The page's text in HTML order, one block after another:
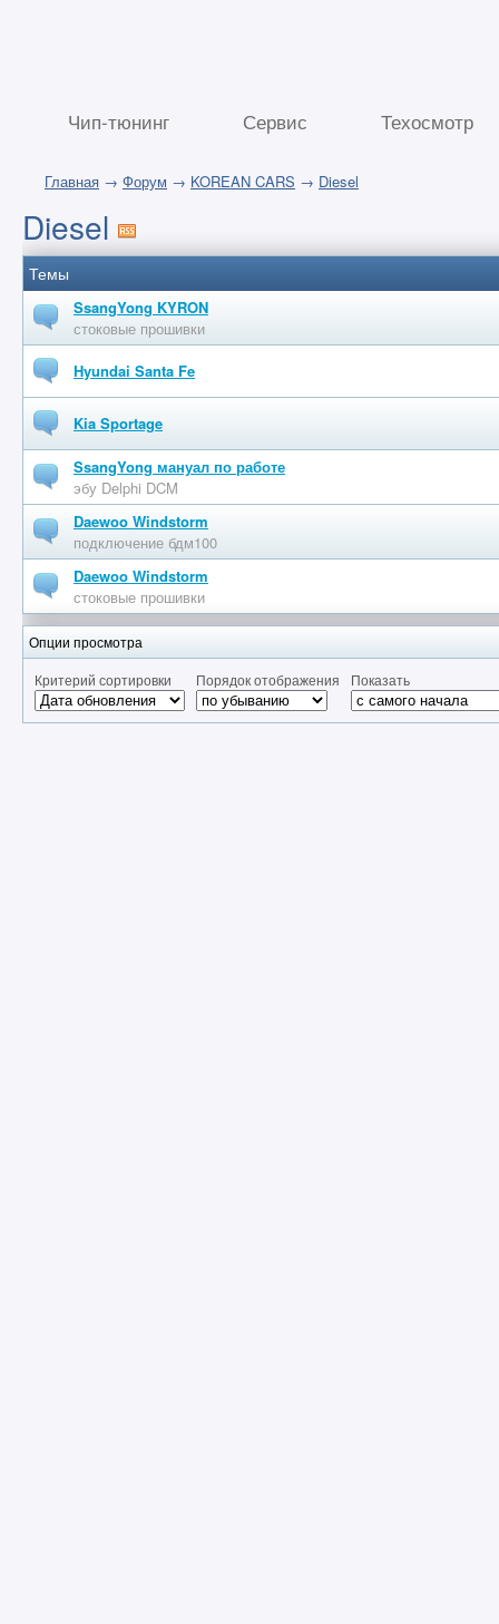
Чип-тюнинг Сервис Техосмотр
Главная → Форум → KOREAN CARS → Diesel
Diesel
Темы
SsangYong KYRON
стоковые прошивки
Hyundai Santa Fe
Kia Sportage
SsangYong мануал по работе
эбу Delphi DCM
Daewoo Windstorm
подключение бдм100
Daewoo Windstorm
стоковые прошивки
Опции просмотра
Критерий сортировки
Порядок отображения Показать